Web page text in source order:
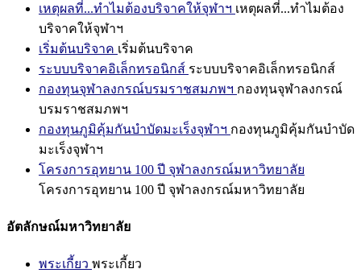
เหตุผลที่...ทำไมต้องบริจาคให้จุฬาฯ เหตุผลที่...ทำไมต้อง
บริจาคให้จุฬาฯ
เริ่มต้นบริจาค เริ่มต้นบริจาค
ระบบบริจาคอิเล็กทรอนิกส์ ระบบบริจาคอิเล็กทรอนิกส์
กองทุนจุฬาลงกรณ์บรมราชสมภพฯ กองทุนจุฬาลงกรณ์
บรมราชสมภพฯ
กองทุนภูมิคุ้มกันบำบัดมะเร็งจุฬาฯ กองทุนภูมิคุ้มกันบำบัด
มะเร็งจุฬาฯ
โครงการอุทยาน 100 ปี จุฬาลงกรณ์มหาวิทยาลัย
โครงการอุทยาน 100 ปี จุฬาลงกรณ์มหาวิทยาลัย
อัตลักษณ์มหาวิทยาลัย
พระเกี้ยว พระเกี้ยว